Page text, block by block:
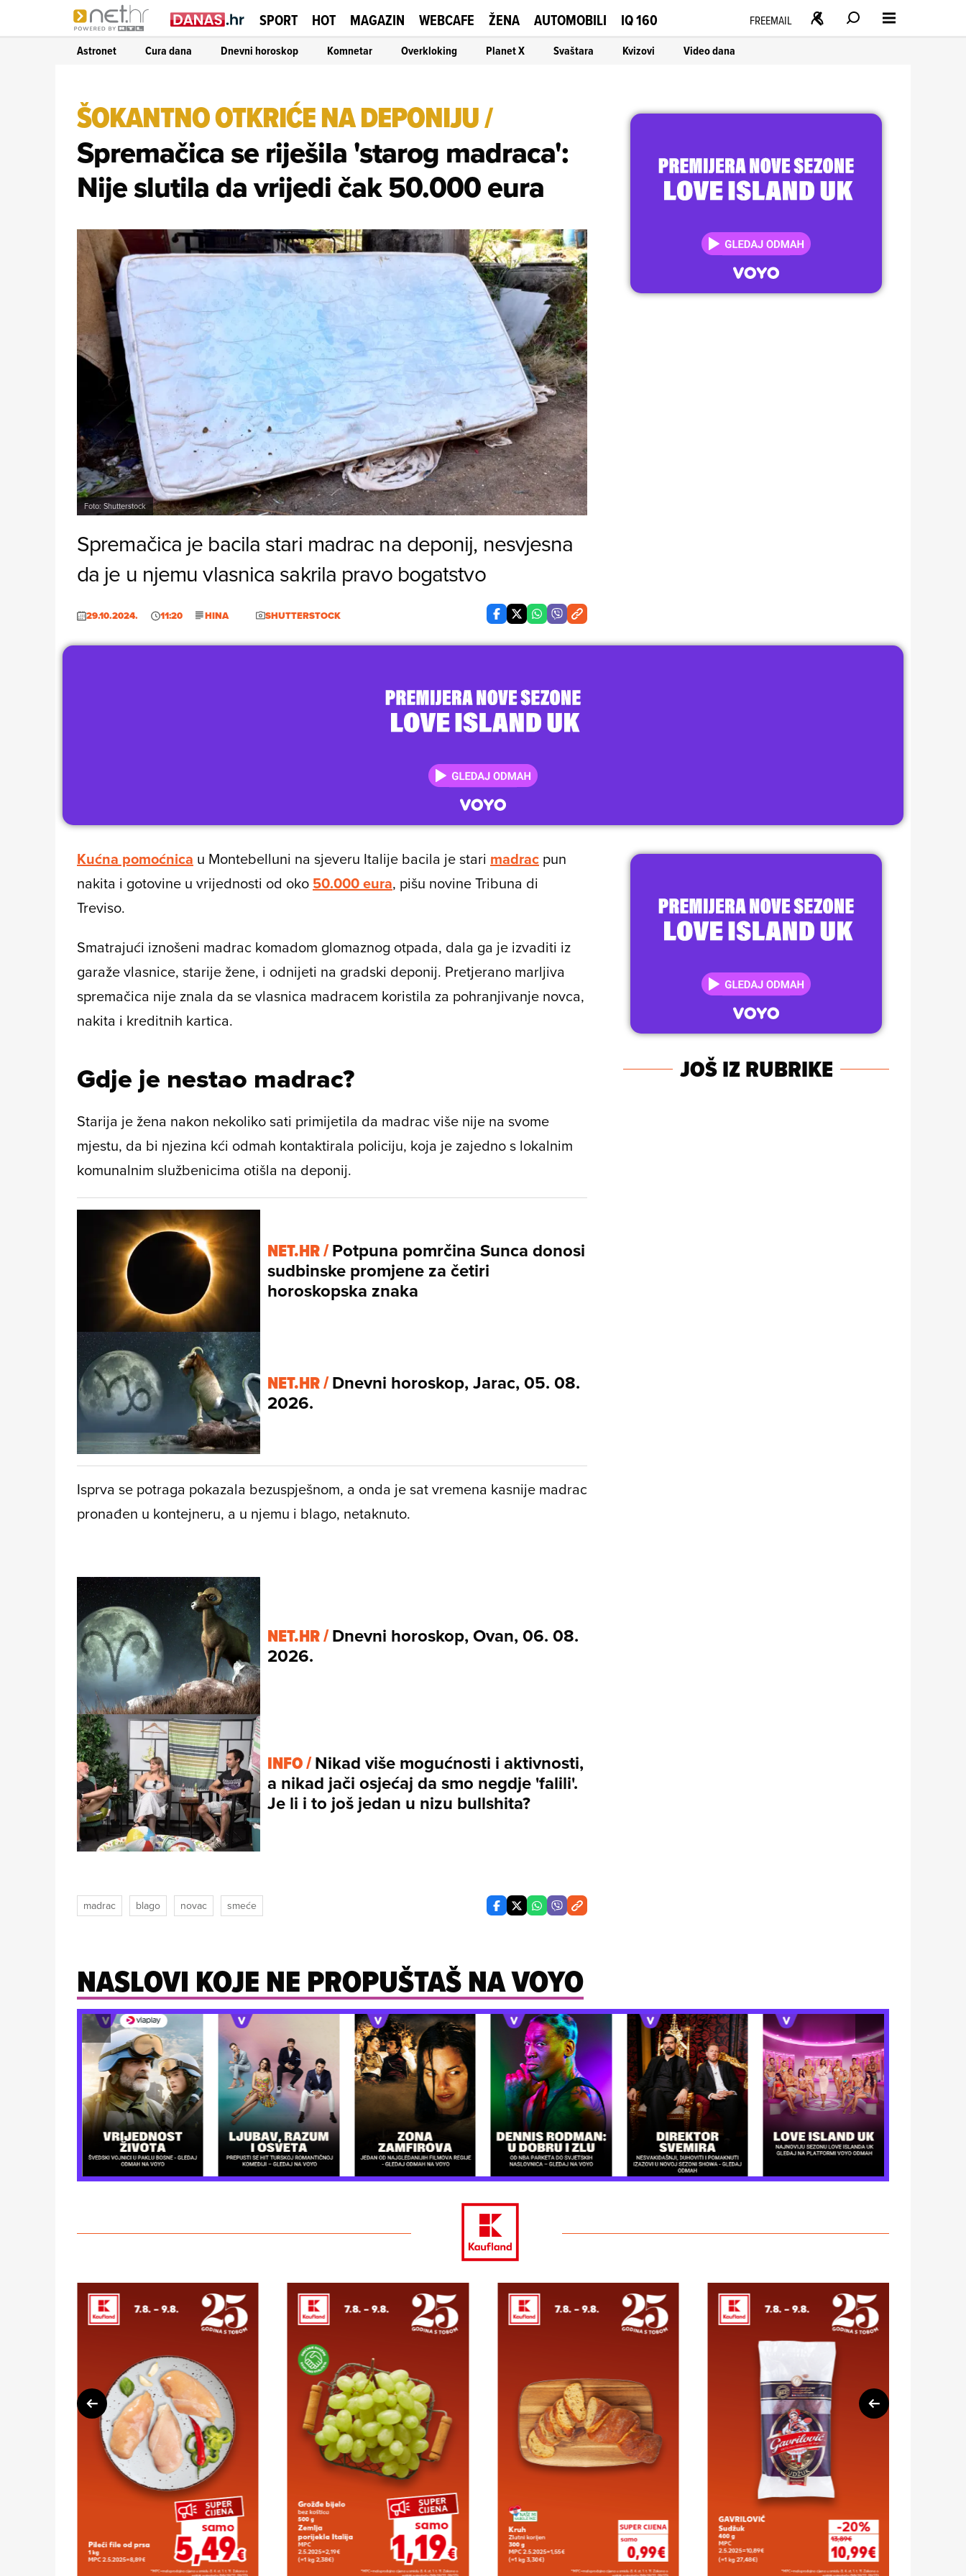
SPORT HOT MAGAZIN WEBCAFE ŽENA AUTOMOBILI IQ 160 FREEMAIL
Astronet Cura dana Dnevni horoskop Komnetar Overkloking Planet X Svaštara Kvizovi Video dana
ŠOKANTNO OTKRIĆE NA DEPONIJU/
Spremačica se riješila 'starog madraca':
Nije slutila da vrijedi čak 50.000 eura
Foto: Shutterstock
Spremačica je bacila stari madrac na deponij, nesvjesna
da je u njemu vlasnica sakrila pravo bogatstvo
29.10.2024. 11:20 HINA SHUTTERSTOCK
Kućna pomoćnica u Montebelluni na sjeveru Italije bacila je stari madrac pun
nakita i gotovine u vrijednosti od oko 50.000 eura, pišu novine Tribuna di
Treviso.
Smatrajući iznošeni madrac komadom glomaznog otpada, dala ga je izvaditi iz
garaže vlasnice, starije žene, i odnijeti na gradski deponij. Pretjerano marljiva
spremačica nije znala da se vlasnica madracem koristila za pohranjivanje novca,
nakita i kreditnih kartica.
Gdje je nestao madrac?
Starija je žena nakon nekoliko sati primijetila da madrac više nije na svome
mjestu, da bi njezina kći odmah kontaktirala policiju, koja je zajedno s lokalnim
komunalnim službenicima otišla na deponij.
NET.HR /Potpuna pomrčina Sunca donosi
sudbinske promjene za četiri
horoskopska znaka
NET.HR /Dnevni horoskop, Jarac, 05. 08.
2026.
Isprva se potraga pokazala bezuspješnom, a onda je sat vremena kasnije madrac
pronađen u kontejneru, a u njemu i blago, netaknuto.
NET.HR /Dnevni horoskop, Ovan, 06. 08.
2026.
INFO /Nikad više mogućnosti i aktivnosti,
a nikad jači osjećaj da smo negdje 'falili'.
Je li i to još jedan u nizu bullshita?
madrac blago novac smeće
JOŠ IZ RUBRIKE
NASLOVI KOJE NE PROPUŠTAŠ NA VOYO